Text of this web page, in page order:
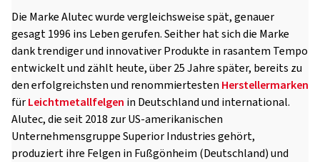
Die Marke Alutec wurde vergleichsweise spät, genauer
gesagt 1996 ins Leben gerufen. Seither hat sich die Marke
dank trendiger und innovativer Produkte in rasantem Tempo
entwickelt und zählt heute, über 25 Jahre später, bereits zu
den erfolgreichsten und renommiertesten Herstellermarken
fürLeichtmetallfelgen in Deutschland und international.
Alutec, die seit 2018 zur US-amerikanischen
Unternehmensgruppe Superior Industries gehört,
produziert ihre Felgen in Fußgönheim (Deutschland) und